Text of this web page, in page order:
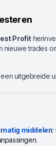
Profit
nieuwe trades
uitgebreide
middelen: